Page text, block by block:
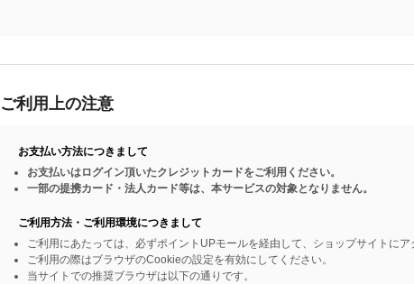
ご利用上の注意
お支払い方法につきまして
お支払いはログイン頂いたクレジットカードをご利用ください。
一部の提携カード・法人カード等は、本サービスの対象となりません。
ご利用方法・ご利用環境につきまして
ご利用にあたっては、必ずポイントUPモールを経由して、ショップサイトにア
ご利用の際はブラウザのCookieの設定を有効にしてください。
当サイトでの推奨ブラウザは以下の通りです。